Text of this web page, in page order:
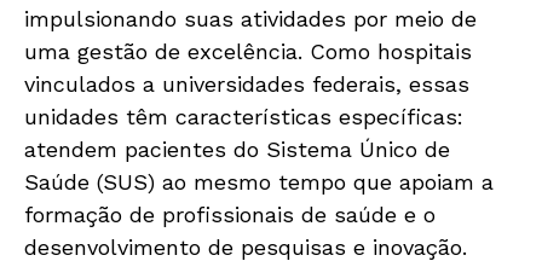
impulsionando suas atividades por meio de
uma gestão de excelência. Como hospitais
vinculados a universidades federais, essas
unidades têm características específicas:
atendem pacientes do Sistema Único de
Saúde (SUS) ao mesmo tempo que apoiam a
formação de profissionais de saúde e o
desenvolvimento de pesquisas e inovação.